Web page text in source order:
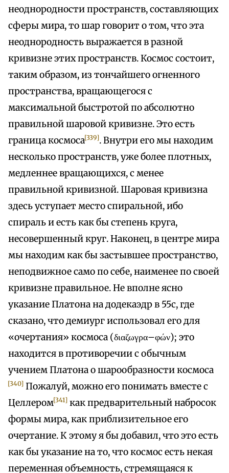
неоднородности пространств, составляющих
сферы мира, то шар говорит о том, что эта
неоднородность выражается в разной
кривизне этих пространств. Космос состоит,
таким образом, из тончайшего огненного
пространства, вращающегося с
максимальной быстротой по абсолютно
правильной шаровой кривизне. Это есть
граница космоса[339]. Внутри его мы находим
несколько пространств, уже более плотных,
медленнее вращающихся, с менее
правильной кривизной. Шаровая кривизна
здесь уступает место спиральной, ибо
спираль и есть как бы степень круга,
несовершенный круг. Наконец, в центре мира
мы находим как бы застывшее пространство,
неподвижное само по себе, наименее по своей
кривизне правильное. Не вполне ясно
указание Платона на додекаэдр в 55с, где
сказано, что демиург использовал его для
«очертания» космоса (διαζωγρα–φών); это
находится в противоречии с обычным
учением Платона о шарообразности космоса
[340] Пожалуй, можно его понимать вместе с
Целлером[341] как предварительный набросок
формы мира, как приблизительное его
очертание. К этому я бы добавил, что это есть
как бы указание на то, что космос есть некая
переменная объемность, стремящаяся к